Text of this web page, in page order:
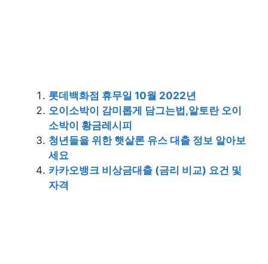
롯데백화점 휴무일 10월 2022년
오이소박이 감미롭게 담그는법,알토란 오이
소박이 황금레시피
청년들을 위한 햇살론 유스 대출 정보 알아보
세요
카카오뱅크 비상금대출 (금리 비교) 요건 및
자격